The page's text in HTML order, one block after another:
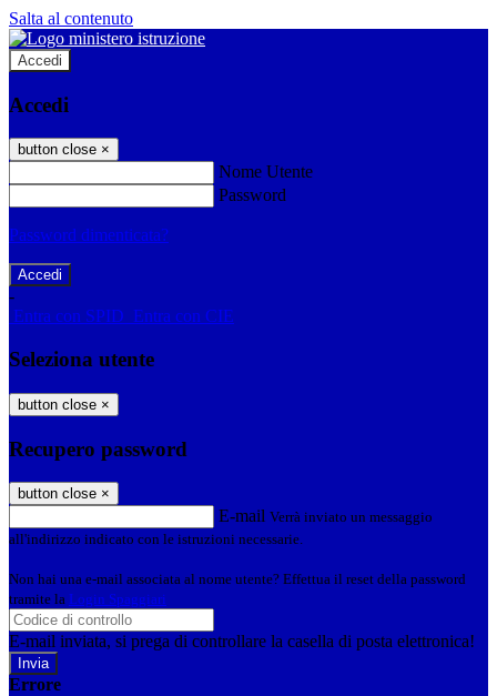
Salta al contenuto
Accedi
Accedi
button close ×
Nome Utente
Password
Password dimenticata?
-
Entra con SPID Entra con CIE
Seleziona utente
button close ×
Recupero password
button close ×
E-mail Verrà inviato un messaggio
all'indirizzo indicato con le istruzioni necessarie.
Non hai una e-mail associata al nome utente? Effettua il reset della password
tramite la Login Spaggiari
E-mail inviata, si prega di controllare la casella di posta elettronica!
Errore